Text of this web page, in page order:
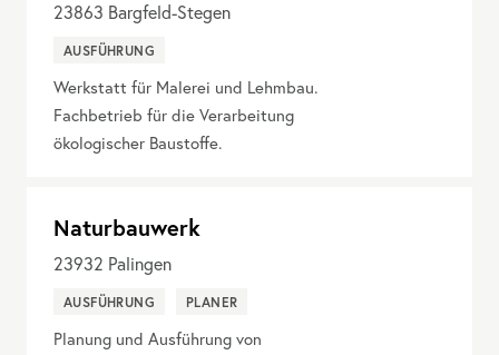
23863 Bargfeld-Stegen
AUSFÜHRUNG
Werkstatt für Malerei und Lehmbau.
Fachbetrieb für die Verarbeitung
ökologischer Baustoffe.
Naturbauwerk
23932 Palingen
AUSFÜHRUNG PLANER
Planung und Ausführung von